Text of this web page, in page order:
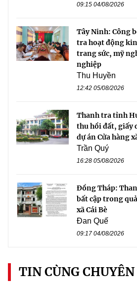
09:15 04/08/2026
Tây Ninh: Công
tra hoạt động
trang sức, mỹ
nghiệp
Thu Huyền
12:42 05/08/2026
Thanh tra tỉnh
thu hồi đất, giấy
dự án Cửa hàng
Trần Quý
16:28 05/08/2026
Đồng Tháp:
bất cập trong
xã Cái Bè
Đan Quế
09:17 04/08/2026
TIN CÙNG